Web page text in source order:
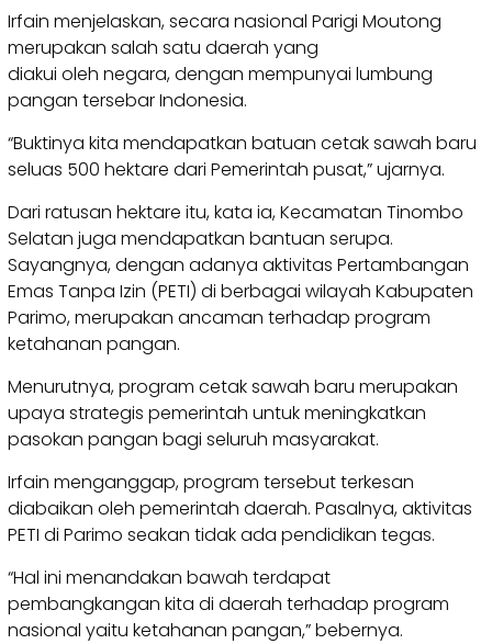
Irfain menjelaskan, secara nasional Parigi Moutong
merupakan salah satu daerah yang
diakui oleh negara, dengan mempunyai lumbung
pangan tersebar Indonesia.
“Buktinya kita mendapatkan batuan cetak sawah baru
seluas 500 hektare dari Pemerintah pusat,” ujarnya.
Dari ratusan hektare itu, kata ia, Kecamatan Tinombo
Selatan juga mendapatkan bantuan serupa.
Sayangnya, dengan adanya aktivitas Pertambangan
Emas Tanpa Izin (PETI) di berbagai wilayah Kabupaten
Parimo, merupakan ancaman terhadap program
ketahanan pangan.
Menurutnya, program cetak sawah baru merupakan
upaya strategis pemerintah untuk meningkatkan
pasokan pangan bagi seluruh masyarakat.
Irfain menganggap, program tersebut terkesan
diabaikan oleh pemerintah daerah. Pasalnya, aktivitas
PETI di Parimo seakan tidak ada pendidikan tegas.
“Hal ini menandakan bawah terdapat
pembangkangan kita di daerah terhadap program
nasional yaitu ketahanan pangan,” bebernya.